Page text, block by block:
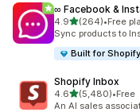
∞ Facebook &
4.9별 5개 중
(264)
총 리뷰 264개
•Free
Sync products to
Built for Shopify
Shopify Inbox
4.6별 5개 중
(5,480)
총 리뷰 5480개
•Free
An AI sales